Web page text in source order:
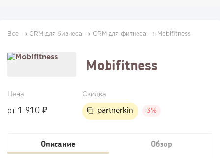
Все → CRM для бизнеса → CRM для фитнеса → Mobifitness
Mobifitness
Скидка
partnerkin 3%
Цена
от 1 910 ₽
Описание Обзор